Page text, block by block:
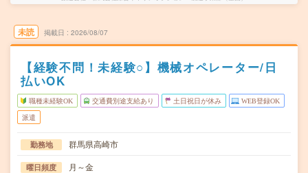
未読 掲載日 2026/08/07
【経験不問！未経験○】機械オペレーター/日
払いOK
職種未経験OK 交通費別途支給あり 土日祝日が休み WEB登録OK
派遣
勤務地 群馬県高崎市
曜日頻度 月～金